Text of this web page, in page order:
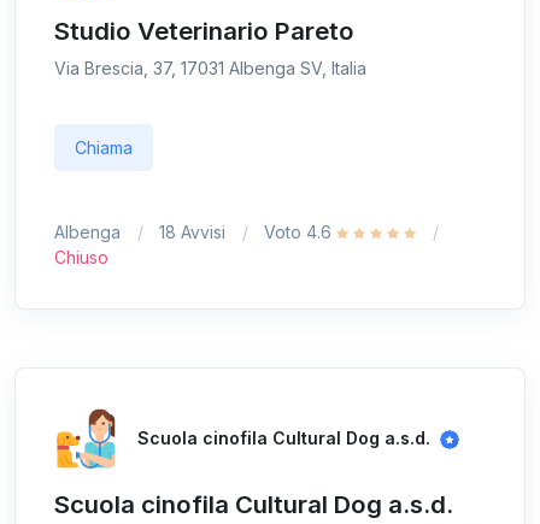
Studio Veterinario Pareto
Via Brescia, 37, 17031 Albenga SV, Italia
Chiama
Albenga 18 Avvisi
Voto 4.6
Chiuso
Scuola cinofila Cultural Dog a.s.d.
Scuola cinofila Cultural Dog a.s.d.